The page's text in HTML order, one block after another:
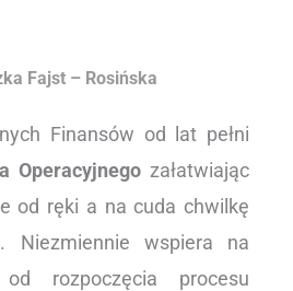
Fajst – Rosińska
Finansów od lat pełni
Operacyjnego załatwiając
od ręki a na cuda chwilkę
Niezmiennie wspiera na
rozpoczęcia procesu